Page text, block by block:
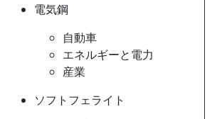
電気鋼
自動車
エネルギーと電力
産業
ソフトフェライト